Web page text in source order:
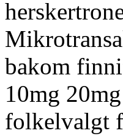
bakom
10mg
folkelvalgt